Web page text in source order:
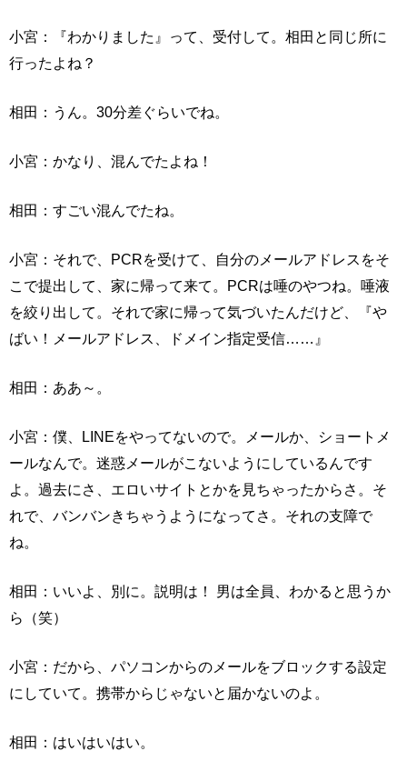
小宮：『わかりました』って、受付して。相田と同じ所に
行ったよね？
相田：うん。30分差ぐらいでね。
小宮：かなり、混んでたよね！
相田：すごい混んでたね。
小宮：それで、PCRを受けて、自分のメールアドレスをそ
こで提出して、家に帰って来て。PCRは唾のやつね。唾液
を絞り出して。それで家に帰って気づいたんだけど、『や
ばい！メールアドレス、ドメイン指定受信……』
相田：ああ～。
小宮：僕、LINEをやってないので。メールか、ショートメ
ールなんで。迷惑メールがこないようにしているんです
よ。過去にさ、エロいサイトとかを見ちゃったからさ。そ
れで、バンバンきちゃうようになってさ。それの支障で
ね。
相田：いいよ、別に。説明は！ 男は全員、わかると思うか
ら（笑）
小宮：だから、パソコンからのメールをブロックする設定
にしていて。携帯からじゃないと届かないのよ。
相田：はいはいはい。